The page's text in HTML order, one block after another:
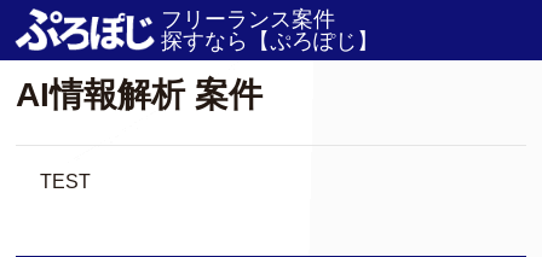
フリーランス案件
探すなら【ぷろぽじ】
ホーム / JOB / AI情報解析 案件
AI情報解析 案件
TEST